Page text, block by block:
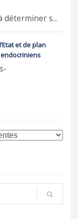
déterminer s...
et de plan